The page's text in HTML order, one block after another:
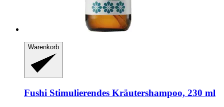
Warenkorb
Fushi Stimulierendes Kräutershampoo, 230 ml